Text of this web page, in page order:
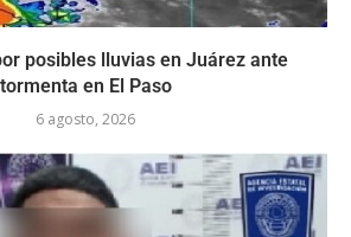
posibles lluvias en Juárez ante
tormenta en El Paso
6 agosto, 2026